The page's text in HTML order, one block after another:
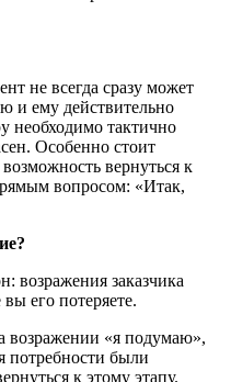
не всегда сразу может
и ему действительно
необходимо тактично
Особенно стоит
вернуться к
вопросом: «Итак,
возражения заказчика
его потеряете.
возражении «я подумаю»,
потребности были
к этому этапу.